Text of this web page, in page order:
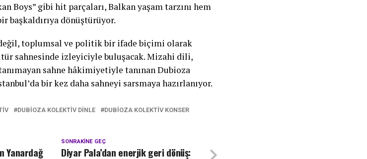
Boys” gibi hit parçaları, Balkan yaşam tarzını hem
başkaldırıya dönüştürüyor.
toplumsal ve politik bir ifade biçimi olarak
sahnesinde izleyiciyle buluşacak. Mizahi dili,
sahne hâkimiyetiyle tanınan Dubioza
bir kez daha sahneyi sarsmaya hazırlanıyor.
DUBIOZA KOLEKTIV DINLE
DUBIOZA KOLEKTIV KONSER
SONRAKINE GEÇ
Diyar Pala’dan enerjik geri dönüş:
Yanardağ